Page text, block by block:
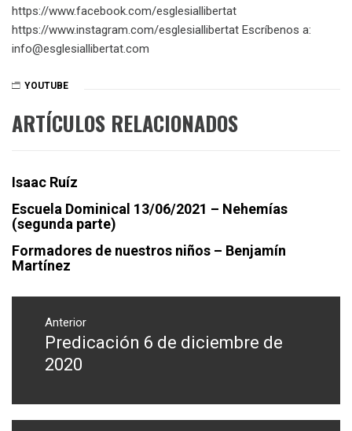
https://www.facebook.com/esglesiallibertat
https://www.instagram.com/esglesiallibertat Escríbenos a:
info@esglesiallibertat.com
YOUTUBE
ARTÍCULOS RELACIONADOS
Isaac Ruíz
Escuela Dominical 13/06/2021 – Nehemías
(segunda parte)
Formadores de nuestros niños – Benjamín
Martínez
Navegación
entradas
Anterior
Entrada
anterior:
Predicación 6 de diciembre de
2020